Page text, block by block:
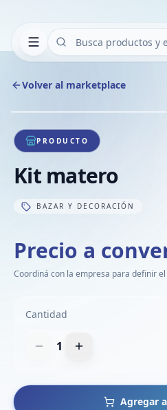
Volver al marketplace
1/1
PRODUCTO
Kit matero
BAZAR Y DECORACIÓN
Precio a
Coordiná con la empresa para definir
Cantidad
1
Agregar